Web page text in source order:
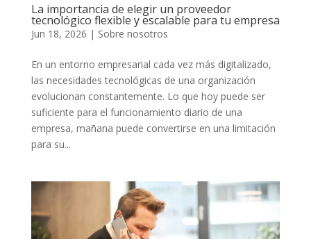
La importancia de elegir un proveedor
tecnológico flexible y escalable para tu empresa
Jun 18, 2026 | Sobre nosotros
En un entorno empresarial cada vez más digitalizado,
las necesidades tecnológicas de una organización
evolucionan constantemente. Lo que hoy puede ser
suficiente para el funcionamiento diario de una
empresa, mañana puede convertirse en una limitación
para su...